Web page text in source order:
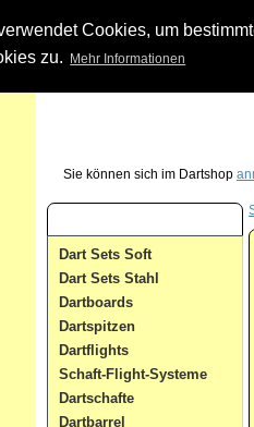
Cookies, um
zu.
Mehr Informationen
Sie können sich im Dartshop
Dart Sets Soft
Dart Sets Stahl
Dartboards
Dartspitzen
Dartflights
Schaft-Flight-Systeme
Dartschafte
Dartbarrel